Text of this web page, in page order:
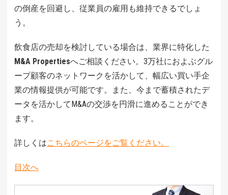
の倒産を回避し、従業員の雇用も維持できるでしょ
う。
飲食店の売却を検討している場合は、業界に特化した
M&A Propertiesへご相談ください。3万社におよぶグル
ープ顧客のネットワークを活かして、幅広い買い手企
業の情報提供が可能です。また、今まで蓄積されたデ
ータを活かしてM&Aの交渉を円滑に進めることができ
ます。
詳しくはこちらのページをご覧ください。
目次へ